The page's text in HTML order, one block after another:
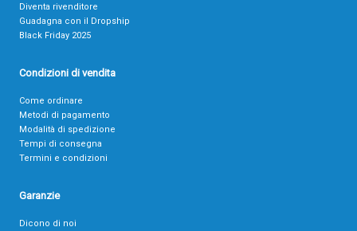
Diventa rivenditore
Guadagna con il Dropship
Black Friday 2025
Condizioni di vendita
Come ordinare
Metodi di pagamento
Modalità di spedizione
Tempi di consegna
Termini e condizioni
Garanzie
Dicono di noi